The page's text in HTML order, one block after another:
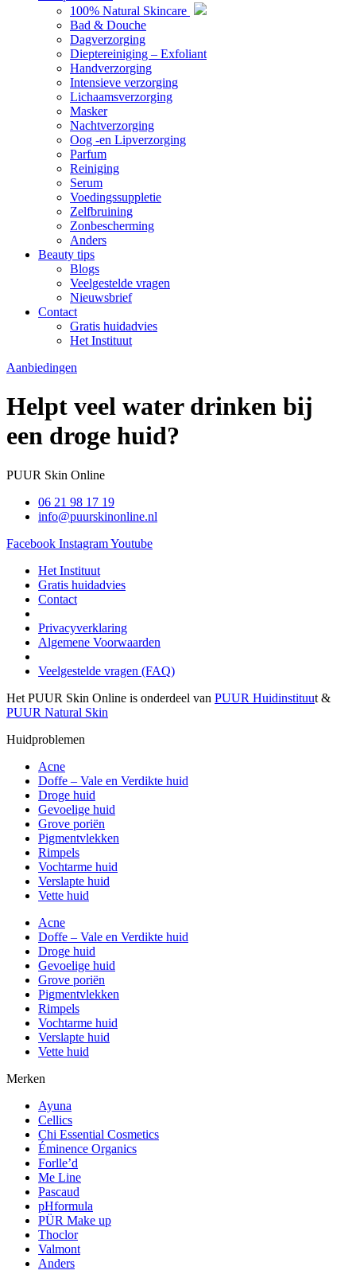
100% Natural Skincare
Bad & Douche
Dagverzorging
Dieptereiniging – Exfoliant
Handverzorging
Intensieve verzorging
Lichaamsverzorging
Masker
Nachtverzorging
Oog -en Lipverzorging
Parfum
Reiniging
Serum
Voedingssuppletie
Zelfbruining
Zonbescherming
Anders
Beauty tips
Blogs
Veelgestelde vragen
Nieuwsbrief
Contact
Gratis huidadvies
Het Instituut
Aanbiedingen
Helpt veel water drinken bij
een droge huid?
PUUR Skin Online
06 21 98 17 19
info@puurskinonline.nl
Facebook InstagramYoutube
Het Instituut
Gratis huidadvies
Contact
Privacyverklaring
Algemene Voorwaarden
Veelgestelde vragen (FAQ)
Het PUUR Skin Online is onderdeel van PUUR Huidinstituut &
PUUR Natural Skin
Huidproblemen
Acne
Doffe – Vale en Verdikte huid
Droge huid
Gevoelige huid
Grove poriën
Pigmentvlekken
Rimpels
Vochtarme huid
Verslapte huid
Vette huid
Acne
Doffe – Vale en Verdikte huid
Droge huid
Gevoelige huid
Grove poriën
Pigmentvlekken
Rimpels
Vochtarme huid
Verslapte huid
Vette huid
Merken
Ayuna
Cellics
Chi Essential Cosmetics
Éminence Organics
Forlle’d
Me Line
Pascaud
pHformula
PÜR Make up
Thoclor
Valmont
Anders